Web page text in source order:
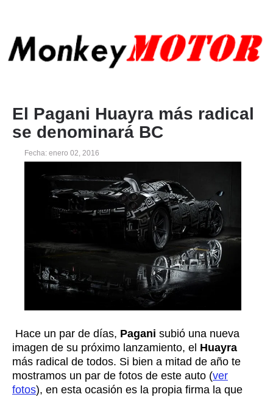
El Pagani Huayra más radical
se denominará BC
Fecha: enero 02, 2016
Hace un par de días, Pagani subió una nueva
imagen de su próximo lanzamiento, el Huayra
más radical de todos. Si bien a mitad de año te
mostramos un par de fotos de este auto (ver
fotos), en esta ocasión es la propia firma la que